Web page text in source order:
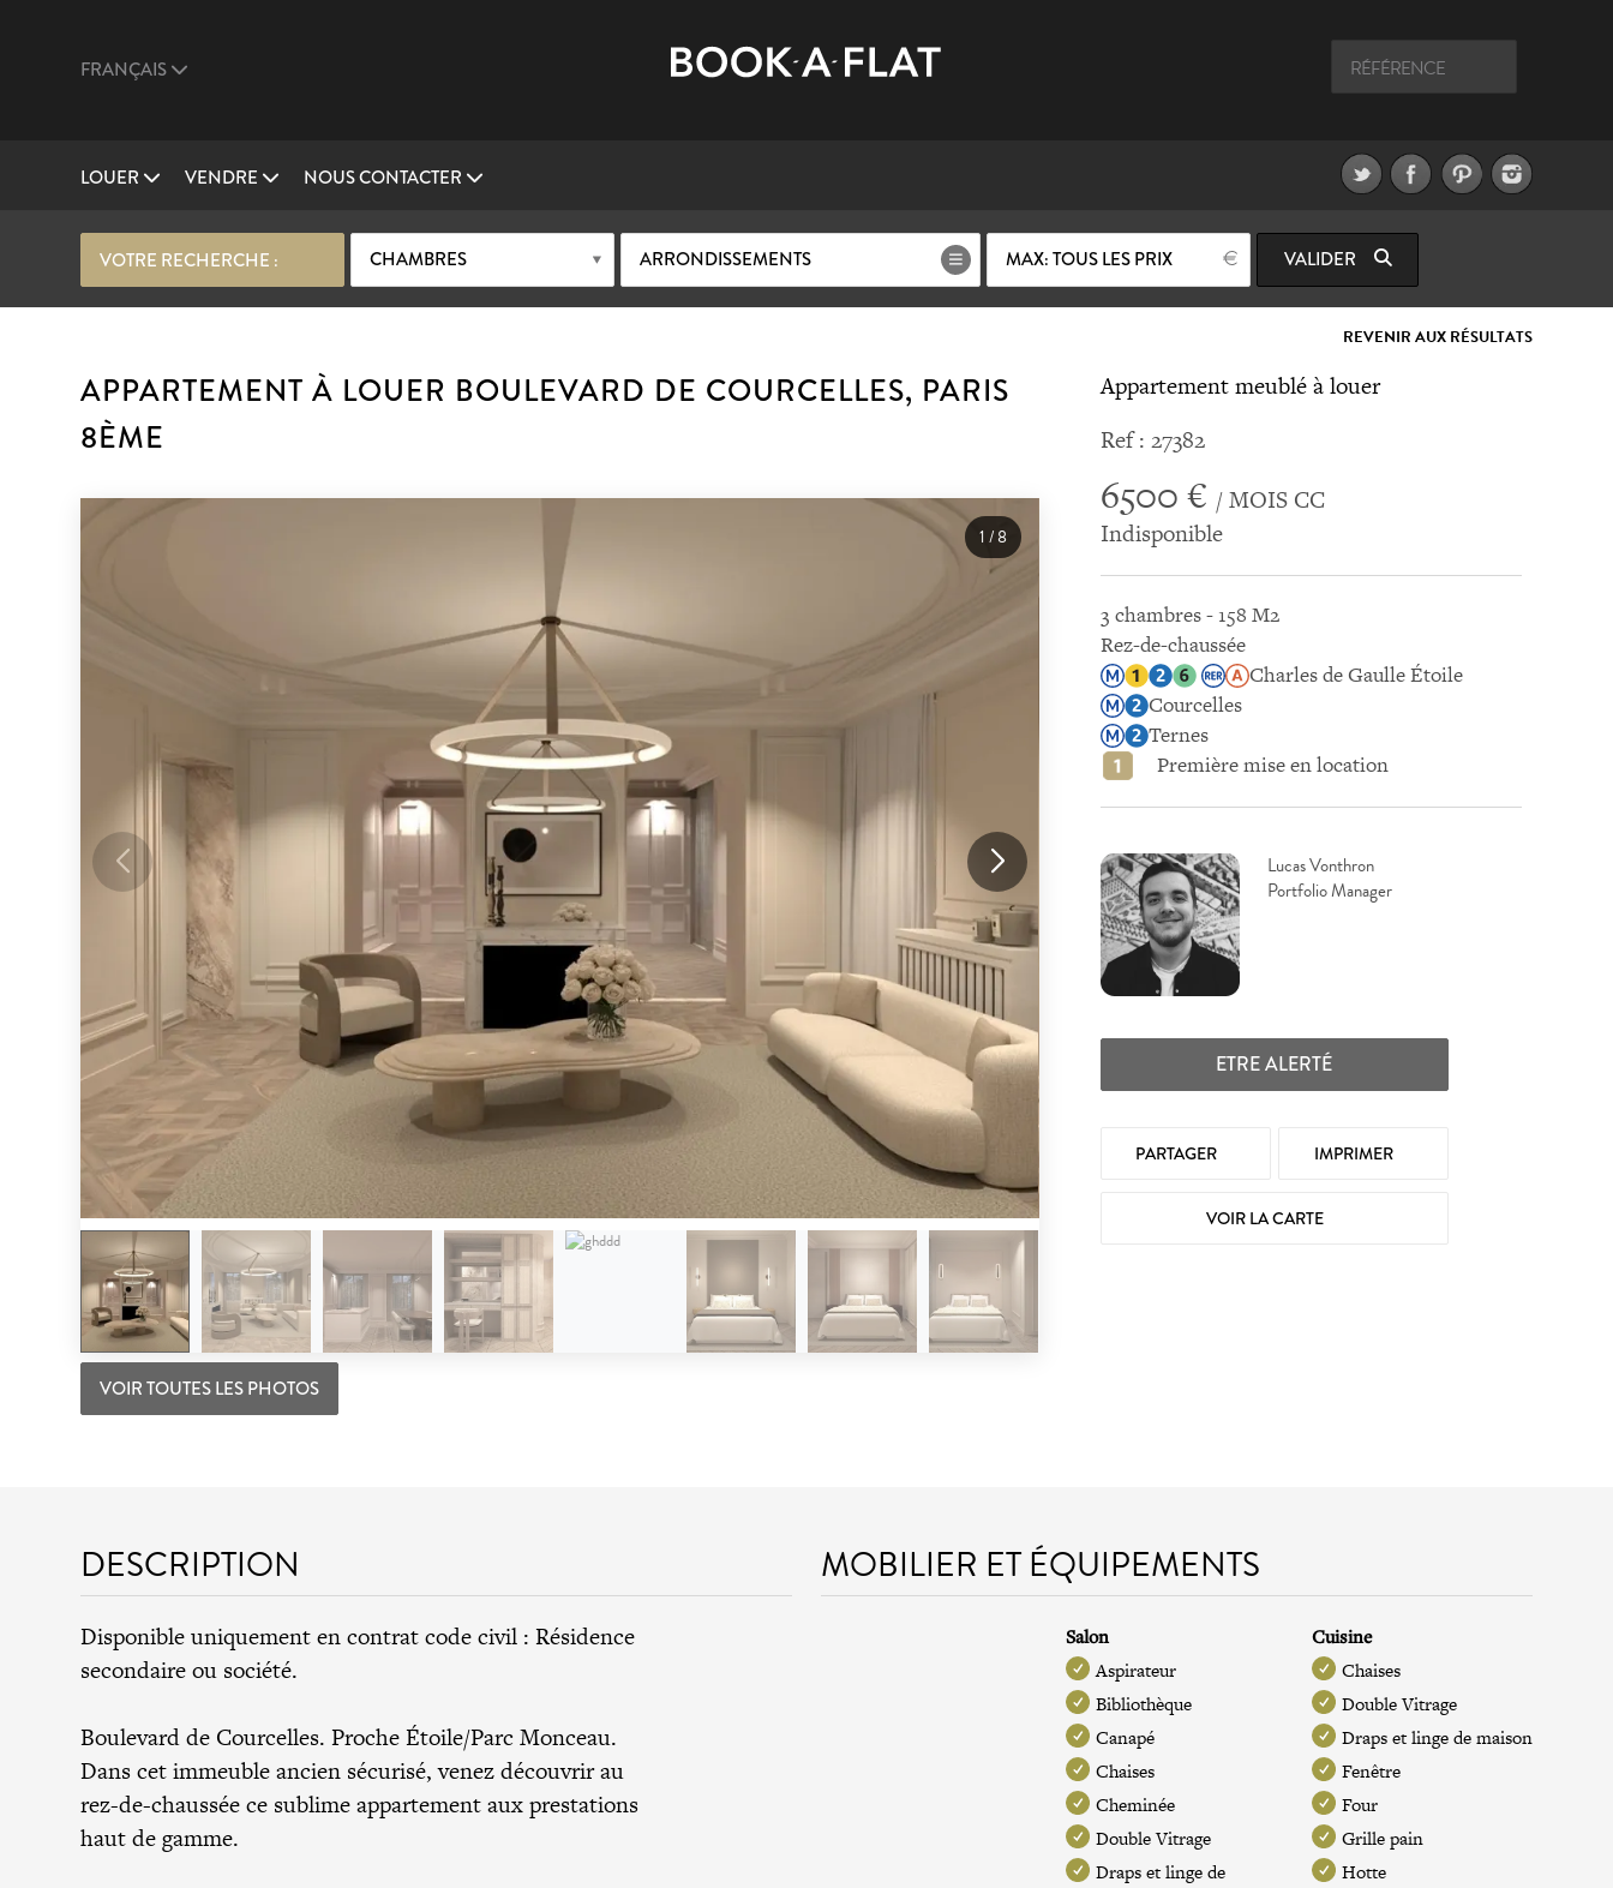
FRANÇAIS
LOUER VENDRE NOUS CONTACTER
VOTRE RECHERCHE : CHAMBRES ARRONDISSEMENTS MAX: TOUS LES PRIX VALIDER
REVENIR AUX RÉSULTATS
APPARTEMENT À LOUER BOULEVARD DE COURCELLES, PARIS
8ÈME
1/8
VOIR TOUTES LES PHOTOS
Appartement meublé à louer
Ref : 27382
6500 € / MOIS CC
Indisponible
3 chambres - 158 M2
Rez-de-chaussée
Charles de Gaulle Étoile
Courcelles
Ternes
Première mise en location
Lucas Vonthron
Portfolio Manager
ETRE ALERTÉ
PARTAGER IMPRIMER
VOIR LA CARTE
DESCRIPTION
Disponible uniquement en contrat code civil : Résidence
secondaire ou société.
Boulevard de Courcelles. Proche Étoile/Parc Monceau.
Dans cet immeuble ancien sécurisé, venez découvrir au
rez-de-chaussée ce sublime appartement aux prestations
haut de gamme.
MOBILIER ET ÉQUIPEMENTS
Salon
Aspirateur
Bibliothèque
Canapé
Chaises
Cheminée
Double Vitrage
Draps et linge de
Cuisine
Chaises
Double Vitrage
Draps et linge de maison
Fenêtre
Four
Grille pain
Hotte